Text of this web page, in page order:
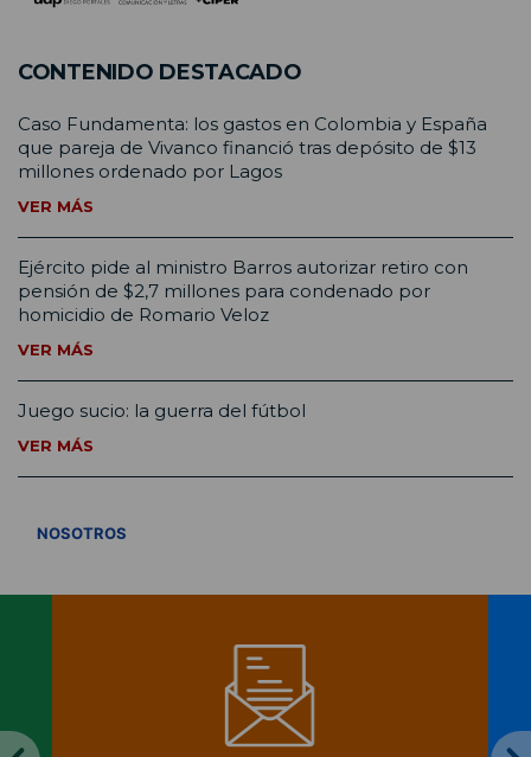
CONTENIDO DESTACADO
Caso Fundamenta: los gastos en Colombia y España
que pareja de Vivanco financió tras depósito de $13
millones ordenado por Lagos
VER MÁS
Ejército pide al ministro Barros autorizar retiro con
pensión de $2,7 millones para condenado por
homicidio de Romario Veloz
VER MÁS
Juego sucio: la guerra del fútbol
VER MÁS
NOSOTROS